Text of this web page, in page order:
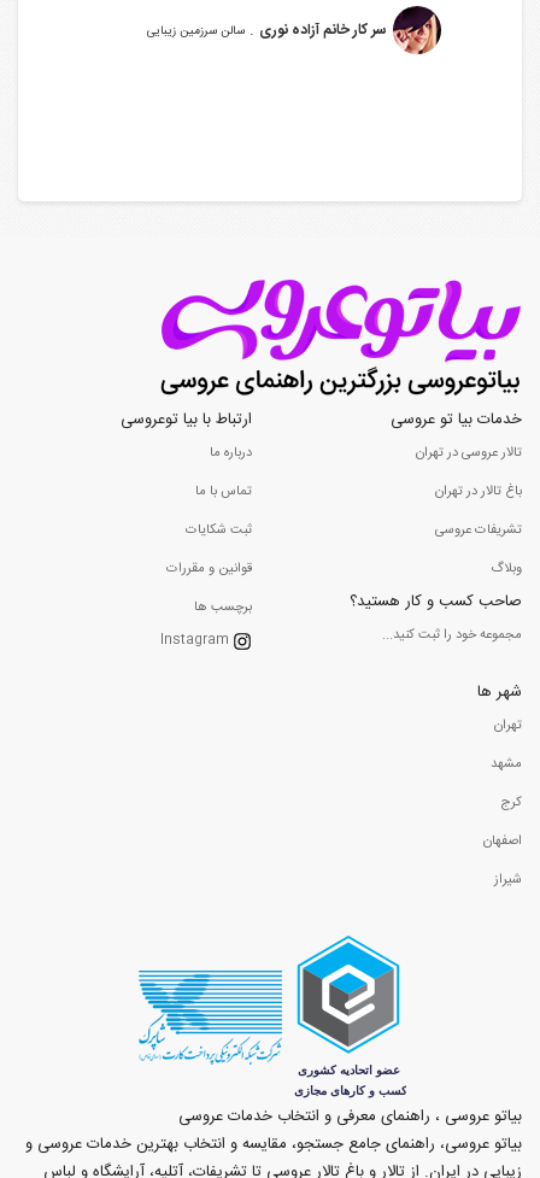
سر کار خانم آزاده نوری . سالن سرزمین زیبایی
خدمات بیا تو عروسی
تالار عروسی در تهران
باغ تالار در تهران
تشریفات عروسی
وبلاگ
صاحب کسب و کار هستید؟
مجموعه خود را ثبت کنید...
ارتباط با بیا توعروسی
درباره ما
تماس با ما
ثبت شکایات
قوانین و مقررات
برچسب ها
Instagram
شهر ها
تهران
مشهد
کرج
اصفهان
شیراز
بیاتو عروسی ، راهنمای معرفی و انتخاب خدمات عروسی
بیاتو عروسی، راهنمای جامع جستجو، مقایسه و انتخاب بهترین خدمات عروسی و
زیبایی در ایران. از تالار و باغ تالار عروسی تا تشریفات، آتلیه، آرایشگاه و لباس